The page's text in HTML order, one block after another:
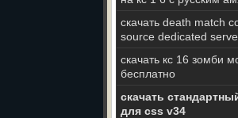
скачать death match
source dedicated
скачать кс 16 зомби
бесплатно
скачать
для css v34